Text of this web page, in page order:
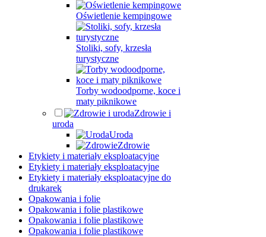
Oświetlenie kempingowe
Stoliki, sofy, krzesła
turystyczne
Torby wodoodporne, koce i
maty piknikowe
Zdrowie i
uroda
Uroda
Zdrowie
Etykiety i materiały eksploatacyjne
Etykiety i materiały eksploatacyjne
Etykiety i materiały eksploatacyjne do
drukarek
Opakowania i folie
Opakowania i folie plastikowe
Opakowania i folie plastikowe
Opakowania i folie plastikowe